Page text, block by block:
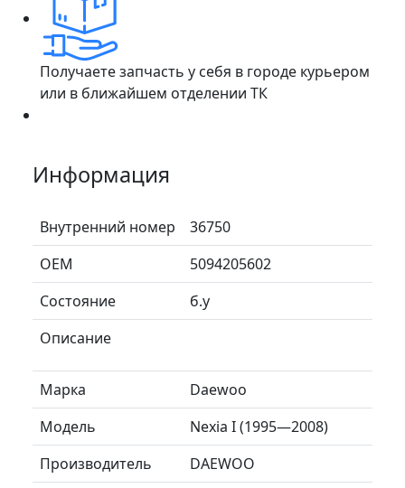
Получаете запчасть у себя в городе курьером
или в ближайшем отделении ТК
Информация
Внутренний номер
36750
ОЕМ
5094205602
Состояние
б.у
Описание
Марка
Daewoo
Модель
Nexia I (1995—2008)
Производитель
DAEWOO